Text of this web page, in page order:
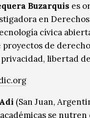
Buzarquis es
en
cívica
de
libertad
(San Juan,
se